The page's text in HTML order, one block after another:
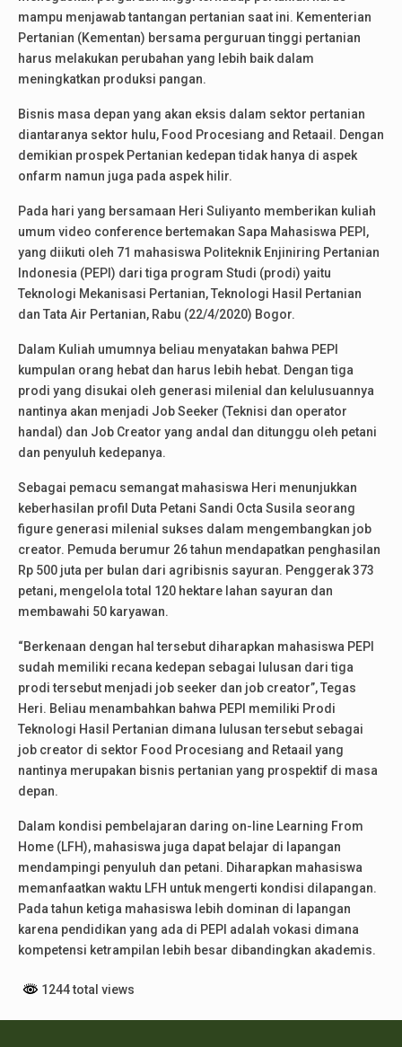
mampu menjawab tantangan pertanian saat ini. Kementerian
Pertanian (Kementan) bersama perguruan tinggi pertanian
harus melakukan perubahan yang lebih baik dalam
meningkatkan produksi pangan.
Bisnis masa depan yang akan eksis dalam sektor pertanian
diantaranya sektor hulu, Food Procesiang and Retaail. Dengan
demikian prospek Pertanian kedepan tidak hanya di aspek
onfarm namun juga pada aspek hilir.
Pada hari yang bersamaan Heri Suliyanto memberikan kuliah
umum video conference bertemakan Sapa Mahasiswa PEPI,
yang diikuti oleh 71 mahasiswa Politeknik Enjiniring Pertanian
Indonesia (PEPI) dari tiga program Studi (prodi) yaitu
Teknologi Mekanisasi Pertanian, Teknologi Hasil Pertanian
dan Tata Air Pertanian, Rabu (22/4/2020) Bogor.
Dalam Kuliah umumnya beliau menyatakan bahwa PEPI
kumpulan orang hebat dan harus lebih hebat. Dengan tiga
prodi yang disukai oleh generasi milenial dan kelulusuannya
nantinya akan menjadi Job Seeker (Teknisi dan operator
handal) dan Job Creator yang andal dan ditunggu oleh petani
dan penyuluh kedepanya.
Sebagai pemacu semangat mahasiswa Heri menunjukkan
keberhasilan profil Duta Petani Sandi Octa Susila seorang
figure generasi milenial sukses dalam mengembangkan job
creator. Pemuda berumur 26 tahun mendapatkan penghasilan
Rp 500 juta per bulan dari agribisnis sayuran. Penggerak 373
petani, mengelola total 120 hektare lahan sayuran dan
membawahi 50 karyawan.
“Berkenaan dengan hal tersebut diharapkan mahasiswa PEPI
sudah memiliki recana kedepan sebagai lulusan dari tiga
prodi tersebut menjadi job seeker dan job creator”, Tegas
Heri. Beliau menambahkan bahwa PEPI memiliki Prodi
Teknologi Hasil Pertanian dimana lulusan tersebut sebagai
job creator di sektor Food Procesiang and Retaail yang
nantinya merupakan bisnis pertanian yang prospektif di masa
depan.
Dalam kondisi pembelajaran daring on-line Learning From
Home (LFH), mahasiswa juga dapat belajar di lapangan
mendampingi penyuluh dan petani. Diharapkan mahasiswa
memanfaatkan waktu LFH untuk mengerti kondisi dilapangan.
Pada tahun ketiga mahasiswa lebih dominan di lapangan
karena pendidikan yang ada di PEPI adalah vokasi dimana
kompetensi ketrampilan lebih besar dibandingkan akademis.
1244 total views